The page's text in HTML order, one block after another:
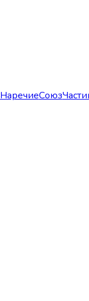
НаречиеСоюз